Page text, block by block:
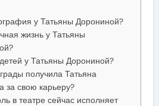
у Татьяны Дорониной?
жизнь у Татьяны
у Татьяны Дорониной?
получила Татьяна
за свою карьеру?
в театре сейчас исполняет